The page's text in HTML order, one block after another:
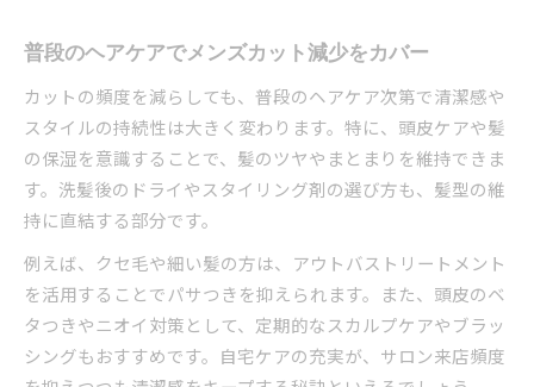
普段のヘアケアでメンズカット減少をカバー
カットの頻度を減らしても、普段のヘアケア次第で清潔感や
スタイルの持続性は大きく変わります。特に、頭皮ケアや髪
の保湿を意識することで、髪のツヤやまとまりを維持できま
す。洗髪後のドライやスタイリング剤の選び方も、髪型の維
持に直結する部分です。
例えば、クセ毛や細い髪の方は、アウトバストリートメント
を活用することでパサつきを抑えられます。また、頭皮のベ
タつきやニオイ対策として、定期的なスカルプケアやブラッ
シングもおすすめです。自宅ケアの充実が、サロン来店頻度